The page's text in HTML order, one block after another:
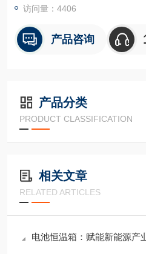
访问量：4406
产品咨询
产品分类
PRODUCT CLASSIFICATION
相关文章
RELATED ARTICLES
电池恒温箱：赋能新能源产